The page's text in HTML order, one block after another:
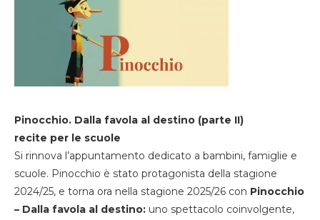
Pinocchio. Dalla favola al destino (parte II)
recite per le scuole
Si rinnova l’appuntamento dedicato a bambini, famiglie e
scuole. Pinocchio è stato protagonista della stagione
2024/25, e torna ora nella stagione 2025/26 con Pinocchio
– Dalla favola al destino: uno spettacolo coinvolgente,